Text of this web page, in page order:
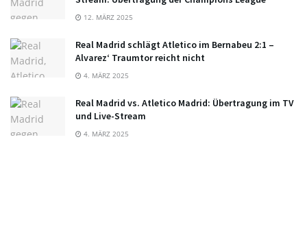
12. MÄRZ 2025
Real Madrid schlägt Atletico im Bernabeu 2:1 –
Alvarez‘ Traumtor reicht nicht
4. MÄRZ 2025
Real Madrid vs. Atletico Madrid: Übertragung im TV
und Live-Stream
4. MÄRZ 2025